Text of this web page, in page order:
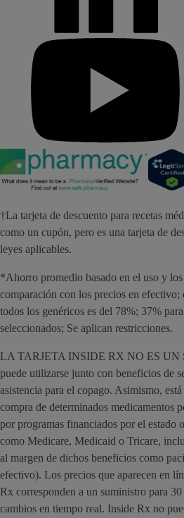
†La tarjeta de descuento para recetas
como un cupón, pero es una tarjeta de
leyes aplicables.
*Ahorro promedio basado en el uso y
comparación con los precios en efectivo;
todos los genéricos es del 78%; 37%
seleccionados; Se aplican restricciones.
LA TARJETA INSIDE RX NO ES UN
puede utilizarse junto con beneficios de
asistencia para el copago. Asimismo,
compra de determinados medicamentos
por programas financiados por el estado
como Medicare, Medicaid o Tricare,
al margen de dichos beneficios como
efectivo). Los precios que aparecen en
Rx corresponden a un suministro para 30
cambios en tiempo real. Inside Rx no